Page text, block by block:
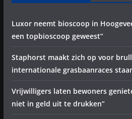
Luxor neemt bioscoop in
een topbioscoop geweest”
Staphorst maakt zich op voor
internationale grasbaanraces
Vrijwilligers laten bewoners
niet in geld uit te drukken”